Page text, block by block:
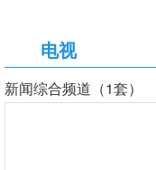
电视
新闻综合频道（1套）